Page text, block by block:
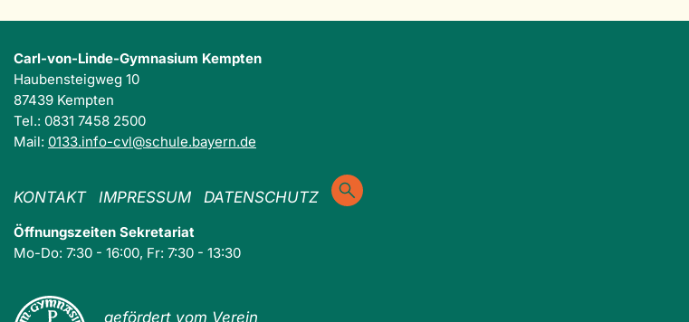
Carl-von-Linde-Gymnasium Kempten
Haubensteigweg 10
87439 Kempten
Tel.: 0831 7458 2500
Mail: 0133.info-cvl@schule.bayern.de
KONTAKT IMPRESSUM DATENSCHUTZ
Öffnungszeiten Sekretariat
Mo-Do: 7:30 - 16:00, Fr: 7:30 - 13:30
gefördert vom Verein